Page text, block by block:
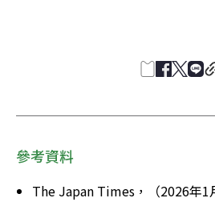
參考資料
The Japan Times，（2026年1